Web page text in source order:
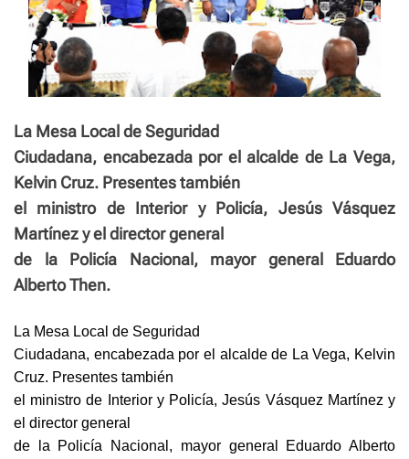
La Mesa Local de Seguridad
Ciudadana, encabezada por el alcalde de La Vega,
Kelvin Cruz. Presentes también
el ministro de Interior y Policía, Jesús Vásquez
Martínez y el director general
de la Policía Nacional, mayor general Eduardo
Alberto Then.
La Mesa Local de Seguridad
Ciudadana, encabezada por el alcalde de La Vega, Kelvin
Cruz. Presentes también
el ministro de Interior y Policía, Jesús Vásquez Martínez y
el director general
de la Policía Nacional, mayor general Eduardo Alberto